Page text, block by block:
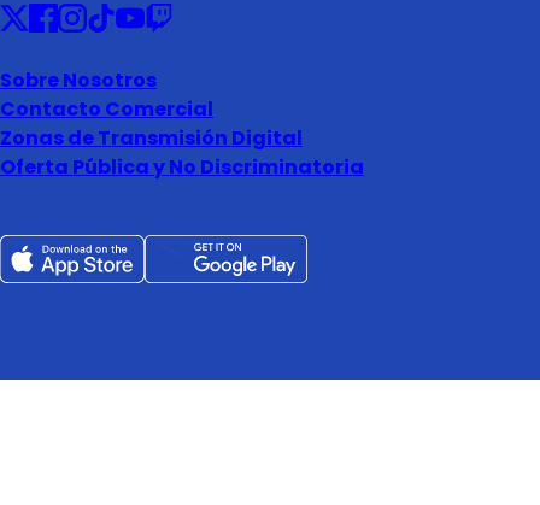
Sobre Nosotros
Contacto Comercial
Zonas de Transmisión Digital
Oferta Pública y No Discriminatoria